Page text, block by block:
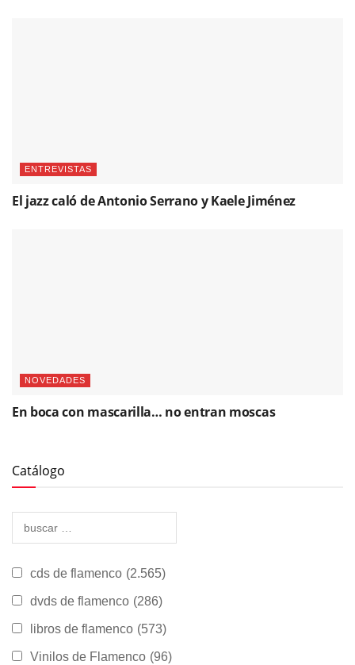
ENTREVISTAS
El jazz caló de Antonio Serrano y Kaele Jiménez
NOVEDADES
En boca con mascarilla… no entran moscas
Catálogo
cds de flamenco (2.565)
dvds de flamenco (286)
libros de flamenco (573)
Vinilos de Flamenco (96)